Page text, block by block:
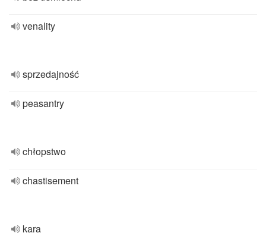
venality
sprzedajność
peasantry
chłopstwo
chastisement
kara